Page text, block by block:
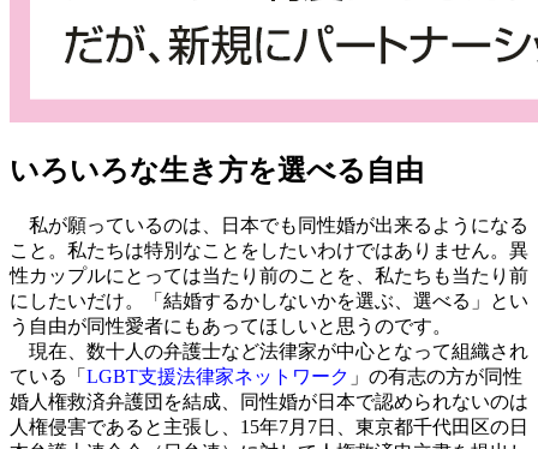
いろいろな生き方を選べる自由
私が願っているのは、日本でも同性婚が出来るようになる
こと。私たちは特別なことをしたいわけではありません。異
性カップルにとっては当たり前のことを、私たちも当たり前
にしたいだけ。「結婚するかしないかを選ぶ、選べる」とい
う自由が同性愛者にもあってほしいと思うのです。
現在、数十人の弁護士など法律家が中心となって組織され
ている「 LGBT支援法律家ネットワーク 」の有志の方が同性
婚人権救済弁護団を結成、同性婚が日本で認められないのは
人権侵害であると主張し、15年7月7日、東京都千代田区の日